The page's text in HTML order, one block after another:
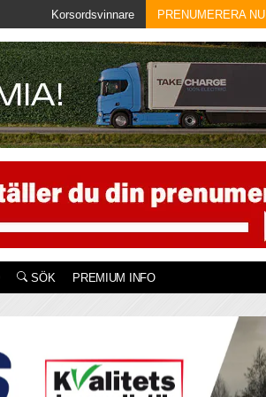
Korsordsvinnare PRENUMERERA NU
SÖK PREMIUM INFO